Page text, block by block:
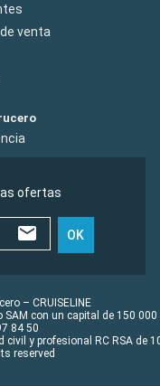
venta
ofertas
OK
– CRUISELINE
con un capital de 150 000
84 50
y profesional RC RSA de
reserved